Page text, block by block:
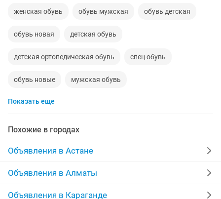
женская обувь обувь мужская обувь детская
обувь новая детская обувь
детская ортопедическая обувь спец обувь
обувь новые мужская обувь
обувь женская новая
обувь новая детская
Показать еще
Похожие в городах
Объявления в Астане
Объявления в Алматы
Объявления в Караганде